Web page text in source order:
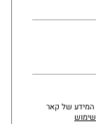
המידע של קאר